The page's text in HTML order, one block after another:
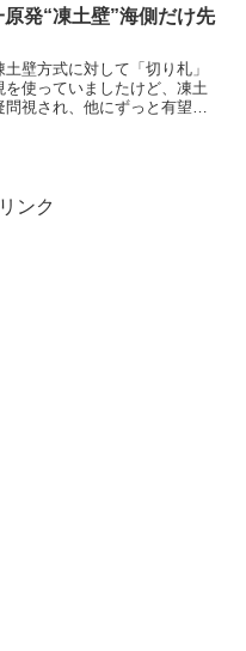
人であるようにもちろん土地
るわけですよね。...
発“凍土壁”海側だけ先
土壁方式に対して「切り札」
を使っていましたけど、凍土
問視され、他にずっと有望な
ンク